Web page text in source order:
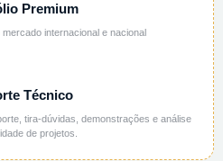
Premium
internacional e nacional
Técnico
tira-dúvidas, demonstrações e análise
de projetos.